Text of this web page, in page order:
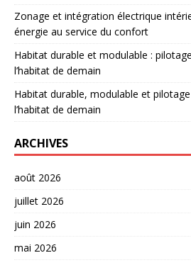
Zonage et intégration électrique
énergie au service du confort
Habitat durable et modulable :
l’habitat de demain
Habitat durable, modulable et
l’habitat de demain
ARCHIVES
août 2026
juillet 2026
juin 2026
mai 2026